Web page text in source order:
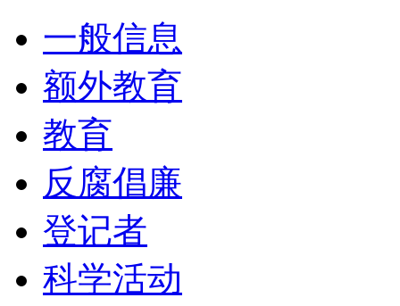
一般信息
额外教育
教育
反腐倡廉
登记者
科学活动